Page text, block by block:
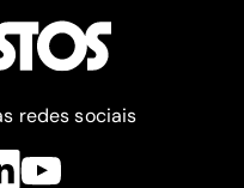
redes sociais